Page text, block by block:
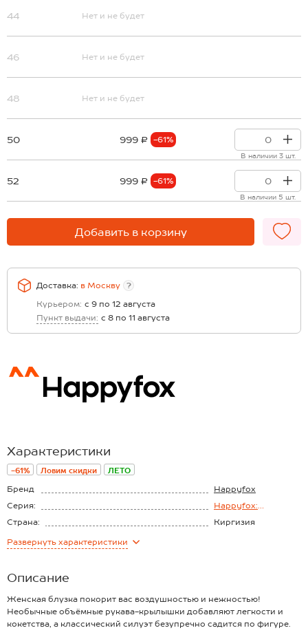
44 Нет и не будет
46 Нет и не будет
48 Нет и не будет
50 999 ₽ -61%
В наличии 3 шт.
52 999 ₽ -61%
В наличии 5 шт.
Добавить в корзину
Доставка: в Москву
?
Курьером: с 9 по 12 августа
Пункт выдачи: с 8 по 11 августа
Характеристики
-61% Ловим скидки ЛЕТО
Бренд
Happyfox
Серия:
Happyfox:
Страна:
Киргизия
Состав:
Развернуть характеристики
Описание
Женская блузка покорит вас воздушностью и нежностью!
Необычные объёмные рукава-крылышки добавляют легкости и
кокетства, а классический силуэт безупречно садится по фигуре.